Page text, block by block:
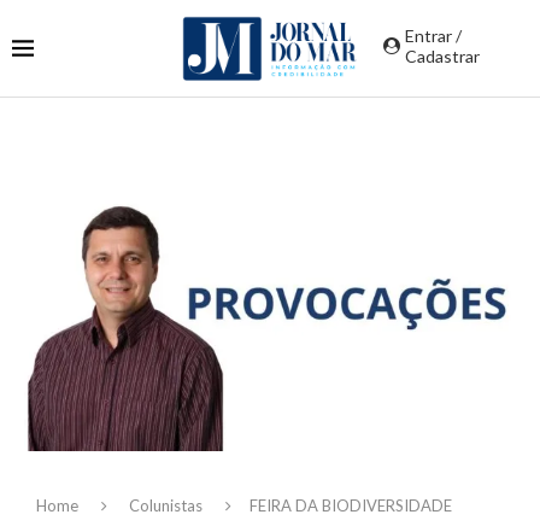
Entrar /
Cadastrar
Home Colunistas FEIRA DA BIODIVERSIDADE